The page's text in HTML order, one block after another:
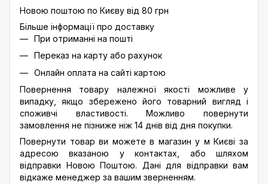
Новою поштою по Києву від 80 грн
Більше інформації про доставку
При отриманні на пошті
Переказ на карту або рахунок
Онлайн оплата на сайті картою
Повернення товару належної якості можливе у
випадку, якщо збережено його товарний вигляд і
споживчі властивості. Можливо повернути
замовлення не пізниже ніж 14 днів від дня покупки.
Повернути товар ви можете в магазин у м Києві за
адресою вказаною у контактах, або шляхом
відправки Новою Поштою. Дані для відправки вам
відкаже менеджер за вашим зверненням.